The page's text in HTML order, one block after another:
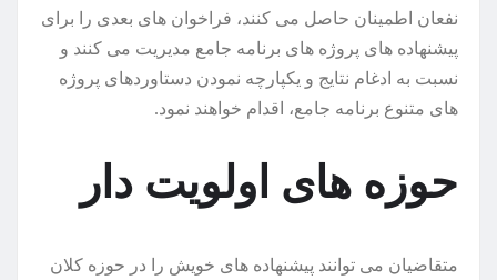
نفعان اطمینان حاصل می کنند، فراخوان های بعدی را برای
پیشنهاده های پروژه های برنامه جامع مدیریت می کنند و
نسبت به ادغام نتایج و یکپارچه نمودن دستاوردهای پروژه
های متنوع برنامه جامع، اقدام خواهند نمود.
حوزه های اولویت دار
متقاضیان می توانند پیشنهاده های خویش را در حوزه کلان